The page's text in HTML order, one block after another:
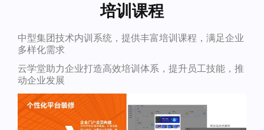
培训课程
中型集团技术内训系统，提供丰富培训课程，满足企业
多样化需求
云学堂助力企业打造高效培训体系，提升员工技能，推
动企业发展